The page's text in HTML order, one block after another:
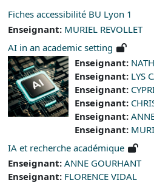
Fiches accessibilité BU Lyon 1
Enseignant: MURIEL REVOLLET
AI in an academic setting
Enseignant:
Enseignant: LYS
Enseignant:
Enseignant:
Enseignant:
Enseignant:
IA et recherche académique
Enseignant: ANNE GOURHANT
Enseignant: FLORENCE VIDAL